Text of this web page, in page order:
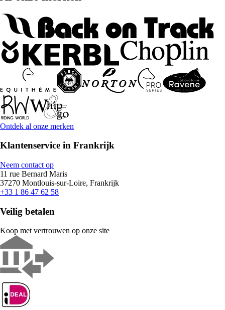
Ontdek al onze merken
Klantenservice in Frankrijk
Neem contact op
11 rue Bernard Maris
37270 Montlouis-sur-Loire, Frankrijk
+33 1 86 47 62 58
Veilig betalen
Koop met vertrouwen op onze site